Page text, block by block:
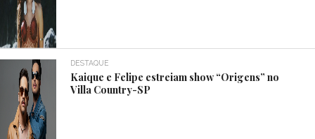
DESTAQUE
Kaique e Felipe estreiam show “Origens” no
Villa Country-SP